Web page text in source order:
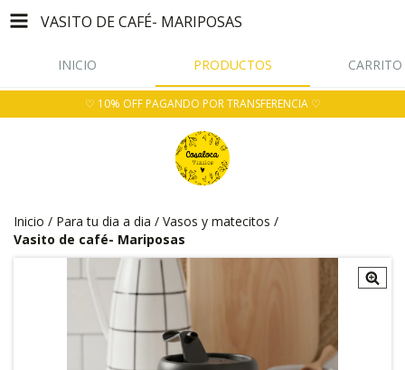
VASITO DE CAFÉ- MARIPOSAS
INICIO PRODUCTOS CARRITO
♡ 10% OFF PAGANDO POR TRANSFERENCIA ♡
Inicio / Para tu dia a dia / Vasos y matecitos /
Vasito de café- Mariposas